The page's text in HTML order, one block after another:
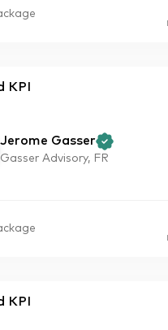
KPI
Jerome Gasser
Gasser Advisory, FR
KPI